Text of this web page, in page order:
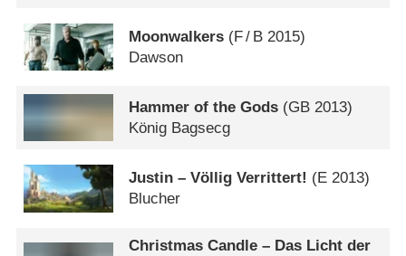
Moonwalkers (F/ B 2015)
Dawson
Hammer of the Gods (GB 2013)
König Bagsecg
Justin – Völlig Verrittert! (E 2013)
Blucher
Christmas Candle – Das Licht der